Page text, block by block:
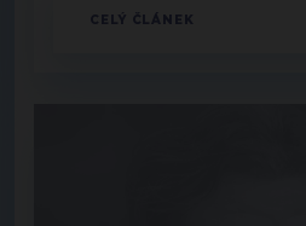
CELÝ ČLÁNEK